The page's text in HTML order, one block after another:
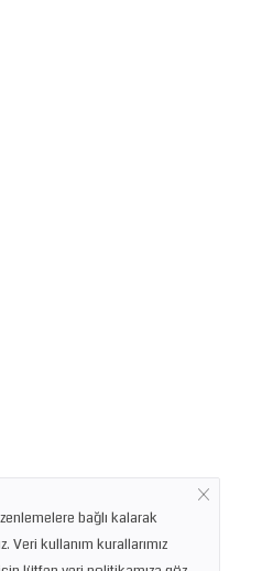
bağlı kalarak
kullanım kurallarımız